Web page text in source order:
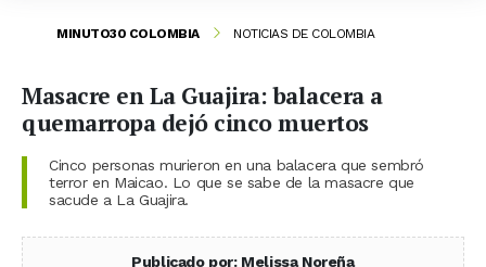
MINUTO30 COLOMBIA NOTICIAS DE COLOMBIA
Masacre en La Guajira: balacera a
quemarropa dejó cinco muertos
Cinco personas murieron en una balacera que sembró
terror en Maicao. Lo que se sabe de la masacre que
sacude a La Guajira.
Publicado por: Melissa Noreña